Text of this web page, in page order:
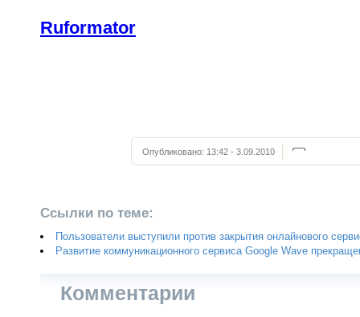
Ruformator
Опубликовано: 13:42 - 3.09.2010
Ссылки по теме:
Пользователи выступили против закрытия онлайнового
Развитие коммуникационного сервиса Google Wave
Комментарии